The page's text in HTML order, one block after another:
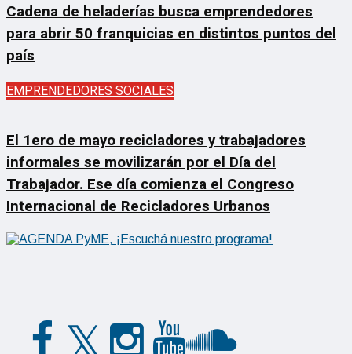
Cadena de heladerías busca emprendedores
para abrir 50 franquicias en distintos puntos del
país
EMPRENDEDORES SOCIALES
El 1ero de mayo recicladores y trabajadores
informales se movilizarán por el Día del
Trabajador. Ese día comienza el Congreso
Internacional de Recicladores Urbanos